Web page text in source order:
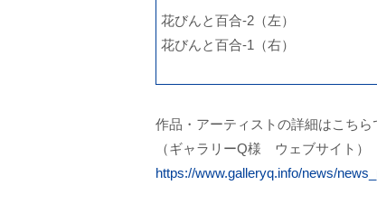
花びんと百合-2（左）
花びんと百合-1（右）
作品・アーティストの詳細はこちら
（ギャラリーQ様 ウェブサイト）
https://www.galleryq.info/news/